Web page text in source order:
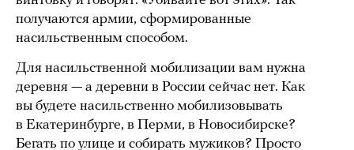
получаются армии, сформированные
насильственным способом.
Для насильственной мобилизации вам нужна
деревня — а деревни в России сейчас нет. Как
вы будете насильственно мобилизовывать
в Екатеринбурге, в Перми, в Новосибирске?
Бегать по улице и собирать мужиков? Просто